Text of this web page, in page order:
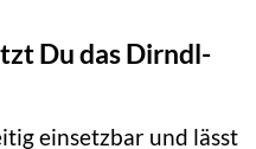
Du das Dirndl-
einsetzbar und lässt